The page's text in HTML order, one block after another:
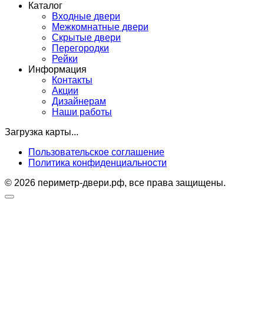
Каталог
Входные двери
Межкомнатные двери
Скрытые двери
Перегородки
Рейки
Информация
Контакты
Акции
Дизайнерам
Наши работы
Загрузка карты...
Пользовательское соглашение
Политика конфиденциальности
© 2026 периметр-двери.рф, все права защищены.